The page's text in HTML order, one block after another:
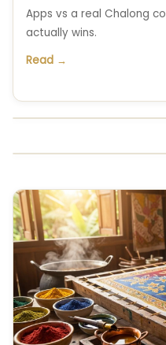
Apps vs a real Chalong
actually wins.
Read →